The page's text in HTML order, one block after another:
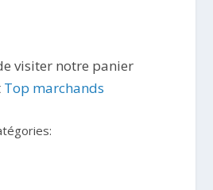
visiter notre panier
Top marchands